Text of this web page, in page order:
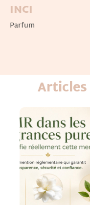
INCI
Parfum
Articles